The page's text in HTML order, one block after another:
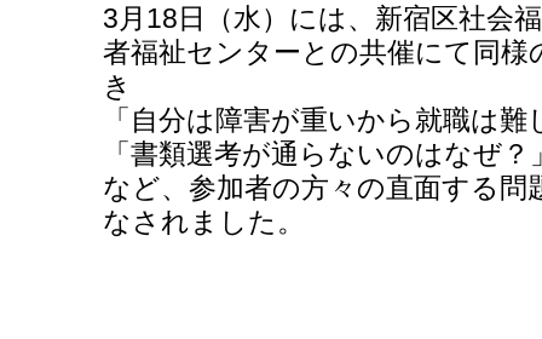
3月18日（水）には、新宿区社会
者福祉センターとの共催にて同
き
「自分は障害が重いから就職は
「書類選考が通らないのはなぜ？
など、参加者の方々の直面する
なされました。